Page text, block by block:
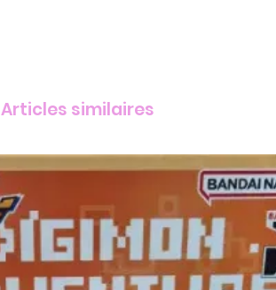
Articles similaires